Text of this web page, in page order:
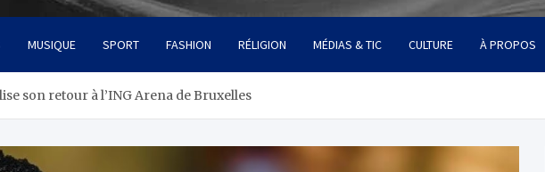
MUSIQUE SPORT FASHION RÉLIGION MÉDIAS & TIC CULTURE À PROPOS
son retour à l’ING Arena de Bruxelles